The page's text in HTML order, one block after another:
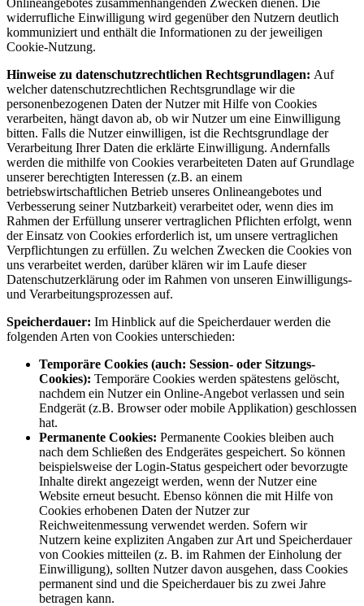
widerrufliche Einwilligung wird gegenüber den Nutzern deutlich
kommuniziert und enthält die Informationen zu der jeweiligen
Cookie-Nutzung.
Hinweise zu datenschutzrechtlichen Rechtsgrundlagen: Auf
welcher datenschutzrechtlichen Rechtsgrundlage wir die
personenbezogenen Daten der Nutzer mit Hilfe von Cookies
verarbeiten, hängt davon ab, ob wir Nutzer um eine Einwilligung
bitten. Falls die Nutzer einwilligen, ist die Rechtsgrundlage der
Verarbeitung Ihrer Daten die erklärte Einwilligung. Andernfalls
werden die mithilfe von Cookies verarbeiteten Daten auf Grundlage
unserer berechtigten Interessen (z.B. an einem
betriebswirtschaftlichen Betrieb unseres Onlineangebotes und
Verbesserung seiner Nutzbarkeit) verarbeitet oder, wenn dies im
Rahmen der Erfüllung unserer vertraglichen Pflichten erfolgt, wenn
der Einsatz von Cookies erforderlich ist, um unsere vertraglichen
Verpflichtungen zu erfüllen. Zu welchen Zwecken die Cookies von
uns verarbeitet werden, darüber klären wir im Laufe dieser
Datenschutzerklärung oder im Rahmen von unseren Einwilligungs-
und Verarbeitungsprozessen auf.
Speicherdauer: Im Hinblick auf die Speicherdauer werden die
folgenden Arten von Cookies unterschieden:
Temporäre Cookies (auch: Session- oder Sitzungs-
Cookies): Temporäre Cookies werden spätestens gelöscht,
nachdem ein Nutzer ein Online-Angebot verlassen und sein
Endgerät (z.B. Browser oder mobile Applikation) geschlossen
hat.
Permanente Cookies: Permanente Cookies bleiben auch
nach dem Schließen des Endgerätes gespeichert. So können
beispielsweise der Login-Status gespeichert oder bevorzugte
Inhalte direkt angezeigt werden, wenn der Nutzer eine
Website erneut besucht. Ebenso können die mit Hilfe von
Cookies erhobenen Daten der Nutzer zur
Reichweitenmessung verwendet werden. Sofern wir
Nutzern keine expliziten Angaben zur Art und Speicherdauer
von Cookies mitteilen (z. B. im Rahmen der Einholung der
Einwilligung), sollten Nutzer davon ausgehen, dass Cookies
permanent sind und die Speicherdauer bis zu zwei Jahre
betragen kann.